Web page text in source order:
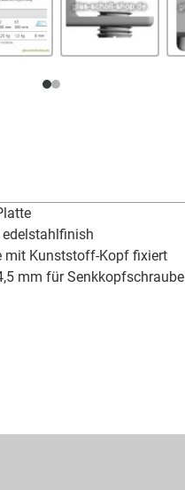
edelstahlfinish
mit Kunststoff-Kopf fixiert
mm für Senkkopfschraube